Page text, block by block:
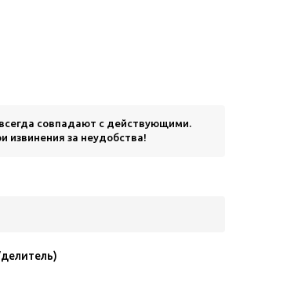
совпадают с действующими.
извинения за неудобства!